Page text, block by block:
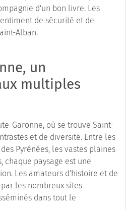
d'un bon livre. Les
de sécurité et de
Alban.
un
multiples
Garonne, où se trouve Saint-
et de diversité. Entre les
Pyrénées, les vastes plaines
chaque paysage est une
Les amateurs d'histoire et de
les nombreux sites
dans tout le